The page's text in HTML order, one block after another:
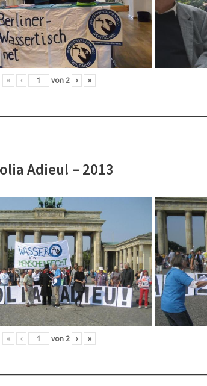
« ‹ von 2 › »
Adieu! – 2013
« ‹ von 2 › »